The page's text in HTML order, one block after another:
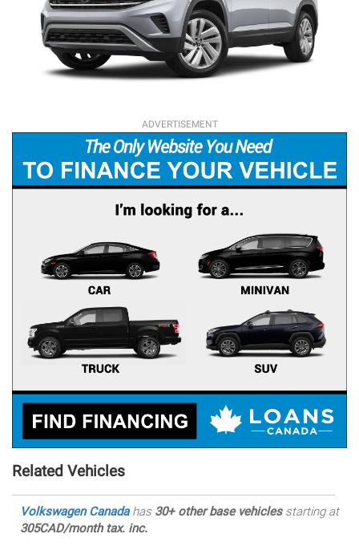
ADVERTISEMENT
Related Vehicles
Volkswagen Canadahas 30+ other base vehiclesstarting at
305CAD/month tax. inc.